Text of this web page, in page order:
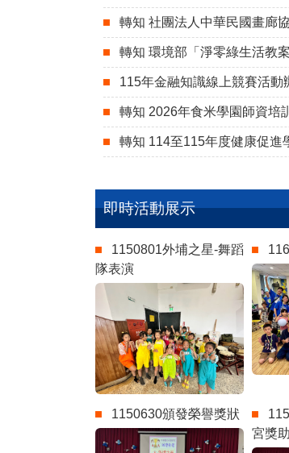
轉知 社團法人中華民國畫廊
轉知 環境部「淨零綠生活教
115年金融知識線上競賽活動
轉知 2026年食米學園師資培
轉知 114至115年度健康促進
即時活動展示
1150801外埔之星-舞蹈
隊表演
1150630頒發榮譽獎狀
宮獎